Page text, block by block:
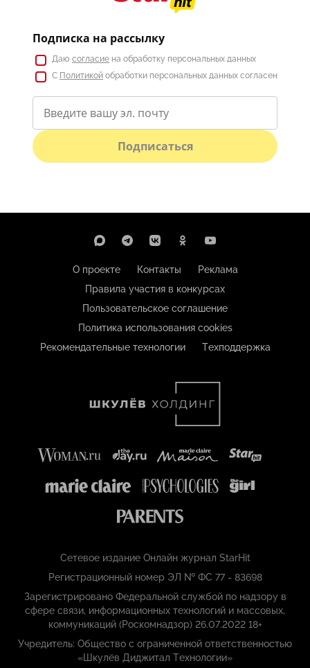
Подписка на рассылку
Даю согласие на обработку персональных данных
С Политикой обработки персональных данных согласен
Подписаться
О проекте Контакты
Реклама
Правила участия в конкурсах
Пользовательское соглашение
Политика использования cookies
Рекомендательные технологии
Техподдержка
Сетевое издание Онлайн журнал StarHit
Регистрационный номер ЭЛ № ФС 77 - 83698
Зарегистрировано Федеральной службой по надзору в
сфере связи, информационных технологий и массовых,
коммуникаций (Роскомнадзор) 26.07.2022 18+
Учредитель: Общество с ограниченной ответственностью
«Шкулёв Диджитал Технологии»